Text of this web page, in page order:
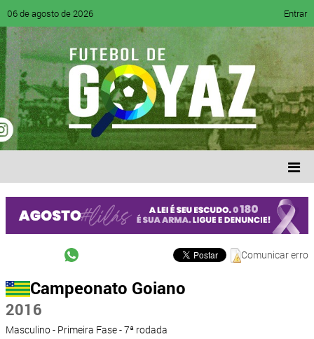
06 de agosto de 2026 Entrar
Comunicar erro
Campeonato Goiano
2016
Masculino - Primeira Fase - 7ª rodada